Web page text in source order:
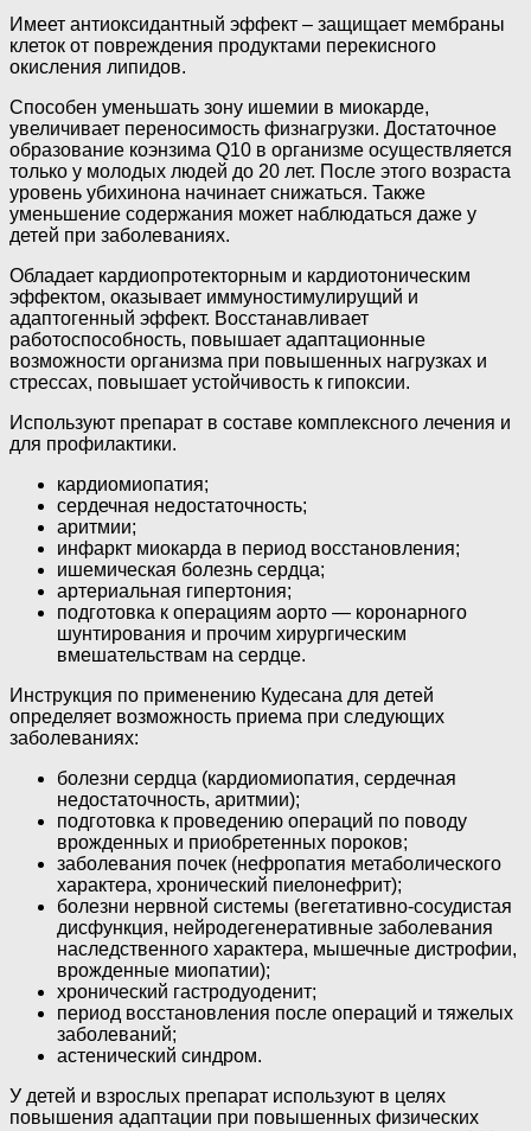
Имеет антиоксидантный эффект – защищает мембраны
клеток от повреждения продуктами перекисного
окисления липидов.
Способен уменьшать зону ишемии в миокарде,
увеличивает переносимость физнагрузки. Достаточное
образование коэнзима Q10 в организме осуществляется
только у молодых людей до 20 лет. После этого возраста
уровень убихинона начинает снижаться. Также
уменьшение содержания может наблюдаться даже у
детей при заболеваниях.
Обладает кардиопротекторным и кардиотоническим
эффектом, оказывает иммуностимулирущий и
адаптогенный эффект. Восстанавливает
работоспособность, повышает адаптационные
возможности организма при повышенных нагрузках и
стрессах, повышает устойчивость к гипоксии.
Используют препарат в составе комплексного лечения и
для профилактики.
кардиомиопатия;
сердечная недостаточность;
аритмии;
инфаркт миокарда в период восстановления;
ишемическая болезнь сердца;
артериальная гипертония;
подготовка к операциям аорто — коронарного
шунтирования и прочим хирургическим
вмешательствам на сердце.
Инструкция по применению Кудесана для детей
определяет возможность приема при следующих
заболеваниях:
болезни сердца (кардиомиопатия, сердечная
недостаточность, аритмии);
подготовка к проведению операций по поводу
врожденных и приобретенных пороков;
заболевания почек (нефропатия метаболического
характера, хронический пиелонефрит);
болезни нервной системы (вегетативно-сосудистая
дисфункция, нейродегенеративные заболевания
наследственного характера, мышечные дистрофии,
врожденные миопатии);
хронический гастродуоденит;
период восстановления после операций и тяжелых
заболеваний;
астенический синдром.
У детей и взрослых препарат используют в целях
повышения адаптации при повышенных физических